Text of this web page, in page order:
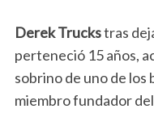
Derek Truckstras
perteneció 15 años,
sobrino de uno de los
miembro fundador